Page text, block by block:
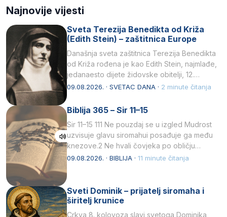
Najnovije vijesti
Sveta Terezija Benedikta od Križa
(Edith Stein) – zaštitnica Europe
Današnja sveta zaštitnica Terezija Benedikta
od Križa rođena je kao Edith Stein, najmlađe,
jedanaesto dijete židovske obitelji, 12.
listopada 1891, u Wrocławu…
09.08.2026. · SVETAC DANA · 2 minute čitanja
Biblija 365 – Sir 11–15
Sir 11–15 111 Ne pouzdaj se u izgled Mudrost
uzvisuje glavu siromahui posađuje ga među
knezove.2 Ne hvali čovjeka po obličju
njegovui…
09.08.2026. · BIBLIJA · 11 minute čitanja
Sveti Dominik – prijatelj siromaha i
širitelj krunice
Crkva 8. kolovoza slavi svetoga Dominika